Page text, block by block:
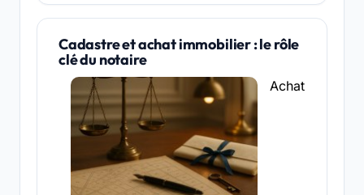
Cadastre et achat immobilier : le rôle
clé du notaire
Achat